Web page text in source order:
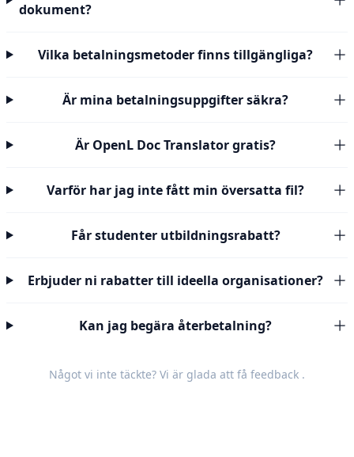
dokument?
Vilka betalningsmetoder finns tillgängliga?
Är mina betalningsuppgifter säkra?
Är OpenL Doc Translator gratis?
Varför har jag inte fått min översatta fil?
Får studenter utbildningsrabatt?
Erbjuder ni rabatter till ideella organisationer?
Kan jag begära återbetalning?
Något vi inte täckte? Vi är glada att få feedback .